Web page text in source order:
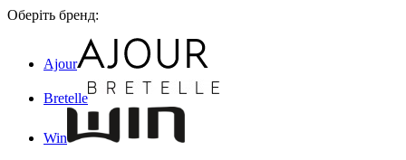
Оберіть бренд:
Ajour
Bretelle
Win